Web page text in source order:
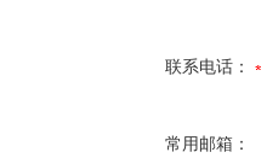
联系电话：
常用邮箱：